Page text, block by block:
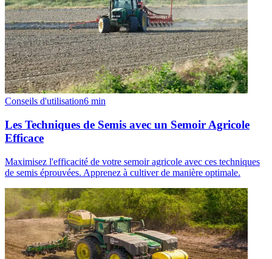
Conseils d'utilisation6 min
Les Techniques de Semis avec un Semoir Agricole
Efficace
Maximisez l'efficacité de votre semoir agricole avec ces techniques
de semis éprouvées. Apprenez à cultiver de manière optimale.